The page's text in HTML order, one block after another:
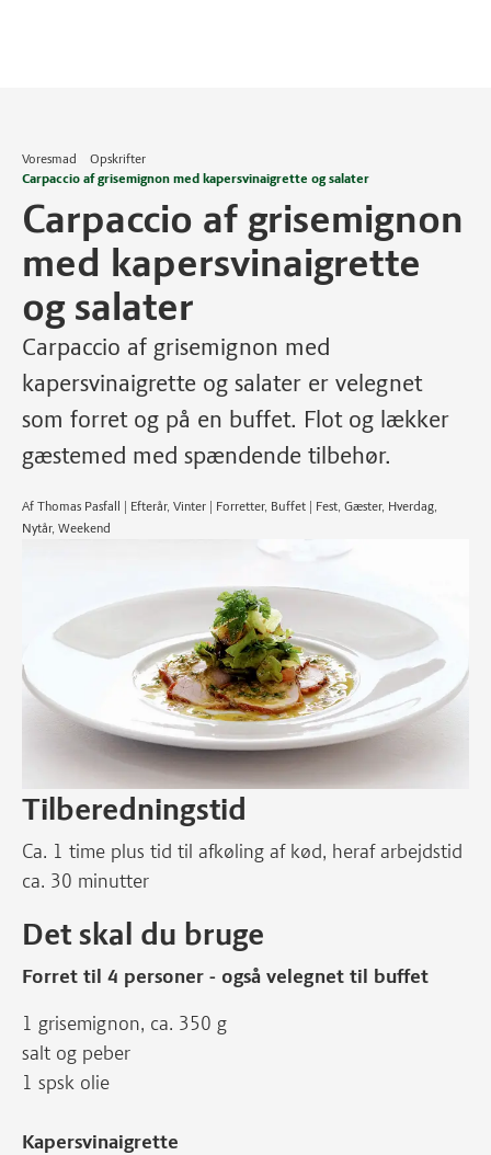
Voresmad
Opskrifter
Carpaccio af grisemignon med kapersvinaigrette og salater
Carpaccio af grisemignon
med kapersvinaigrette
og salater
Carpaccio af grisemignon med
kapersvinaigrette og salater er velegnet
som forret og på en buffet. Flot og lækker
gæstemed med spændende tilbehør.
Af Thomas Pasfall | Efterår, Vinter | Forretter, Buffet | Fest, Gæster, Hverdag,
Nytår, Weekend
Tilberedningstid
Ca. 1 time plus tid til afkøling af kød, heraf arbejdstid
ca. 30 minutter
Det skal du bruge
Forret til 4 personer - også velegnet til buffet
1 grisemignon, ca. 350 g
salt og peber
1 spsk olie
Kapersvinaigrette